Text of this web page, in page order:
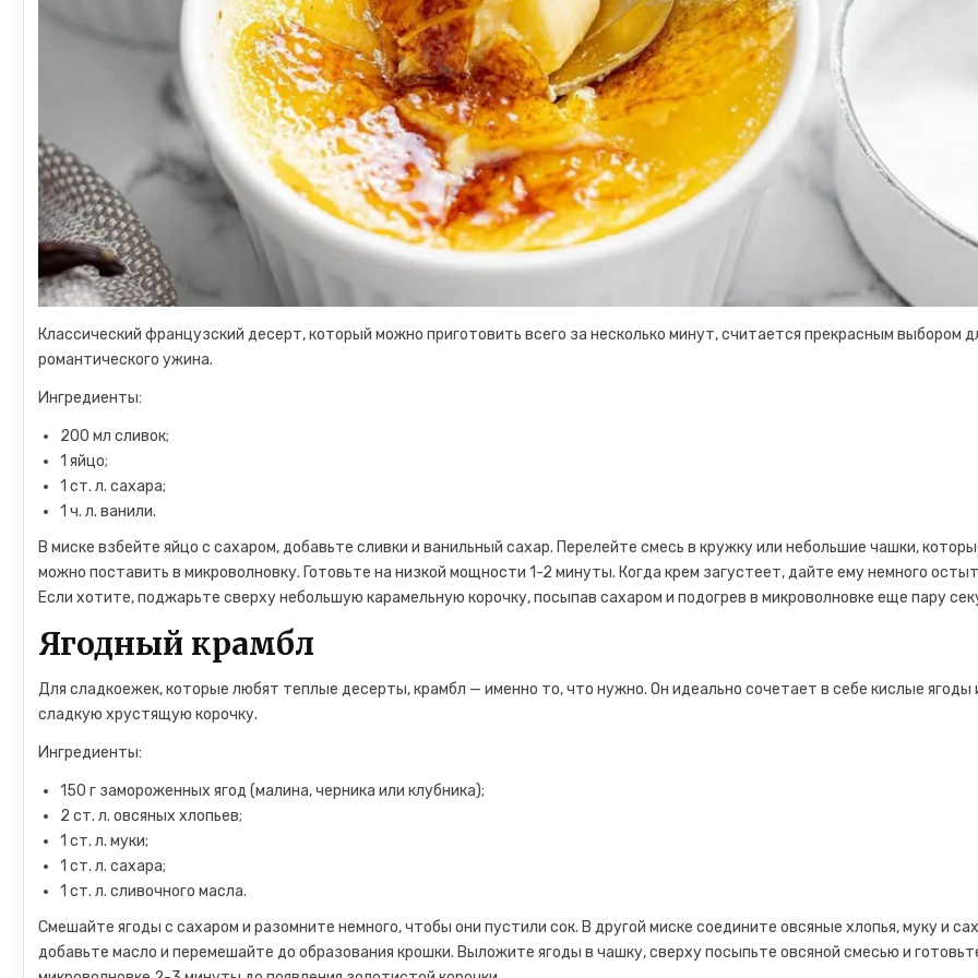
Классический французский десерт, который можно приготовить всего за несколько минут, считается прекрасным выбором
романтического ужина.
Ингредиенты:
200 мл сливок;
1 яйцо;
1 ст. л. сахара;
1 ч. л. ванили.
В миске взбейте яйцо с сахаром, добавьте сливки и ванильный сахар. Перелейте смесь в кружку или небольшие чашки,
можно поставить в микроволновку. Готовьте на низкой мощности 1-2 минуты. Когда крем загустеет, дайте ему немного
Если хотите, поджарьте сверху небольшую карамельную корочку, посыпав сахаром и подогрев в микроволновке еще пару
Ягодный крамбл
Для сладкоежек, которые любят теплые десерты, крамбл — именно то, что нужно. Он идеально сочетает в себе кислые ягоды
сладкую хрустящую корочку.
Ингредиенты:
150 г замороженных ягод (малина, черника или клубника);
2 ст. л. овсяных хлопьев;
1 ст. л. муки;
1 ст. л. сахара;
1 ст. л. сливочного масла.
Смешайте ягоды с сахаром и разомните немного, чтобы они пустили сок. В другой миске соедините овсяные хлопья, муку и
добавьте масло и перемешайте до образования крошки. Выложите ягоды в чашку, сверху посыпьте овсяной смесью и